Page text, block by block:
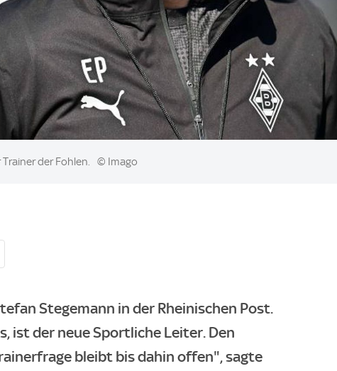
der Fohlen. © Imago
Stegemann in der Rheinischen Post.
ist der neue Sportliche Leiter. Den
bleibt bis dahin offen", sagte